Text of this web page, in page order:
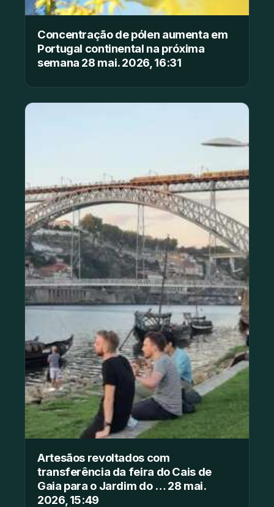
Concentração de pólen aumenta em
Portugal continental na próxima
semana 28 mai. 2026, 16:31
Artesãos revoltados com
transferência da feira do Cais de
Gaia para o Jardim do … 28 mai.
2026, 15:49